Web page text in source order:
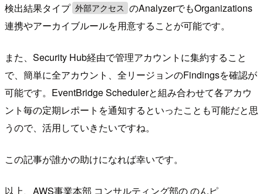
検出結果タイプ 外部アクセス
のAnalyzerでもOrganizations
連携やアーカイブルールを用意することが可能です。
また、Security Hub経由で管理アカウントに集約すること
で、簡単に全アカウント、全リージョンのFindingsを確認が
可能です。EventBridge Schedulerと組み合わせて各アカウ
ント毎の定期レポートを通知するといったことも可能だと思
うので、活用していきたいですね。
この記事が誰かの助けになれば幸いです。
以上、AWS事業本部 コンサルティング部の のんピ